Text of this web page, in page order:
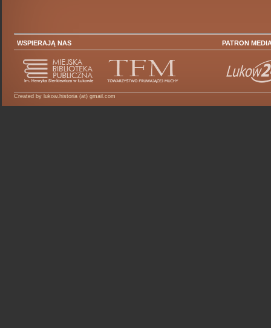
WSPIERAJĄ NAS PATRON
Created by lukow.historia (at) gmail.com